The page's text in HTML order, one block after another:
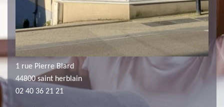
1 rue Pierre Blard
44800 saint herblain
02 40 36 21 21